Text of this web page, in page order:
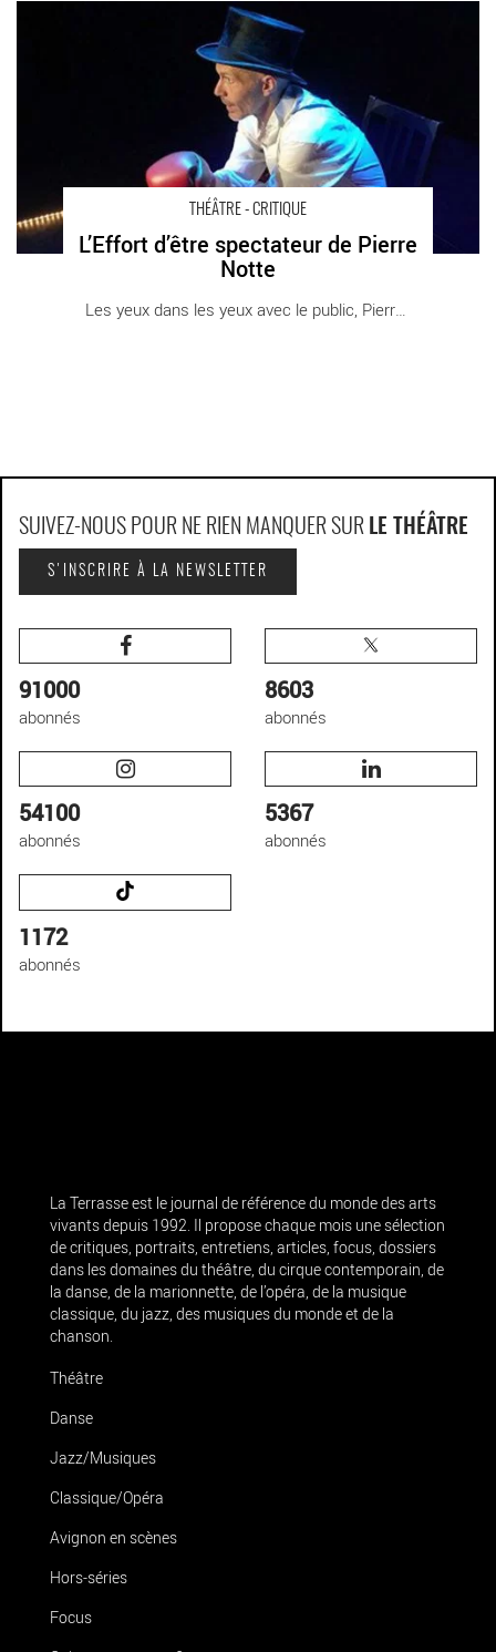
THÉÂTRE - CRITIQUE
L’Effort d’être spectateur de Pierre
Notte
Les yeux dans les yeux avec le public, Pierre [...]
L’Effort d’être spectateur de Pierre Notte - Critique sortie
Théâtre Villeurbanne Théâtre National Populaire
SUIVEZ-NOUS POUR NE RIEN MANQUER SUR LE THÉÂTRE
S'INSCRIRE À LA NEWSLETTER
91000
abonnés
8603
abonnés
54100
abonnés
5367
abonnés
1172
abonnés
La Terrasse est le journal de référence du monde des arts
vivants depuis 1992. Il propose chaque mois une sélection
de critiques, portraits, entretiens, articles, focus, dossiers
dans les domaines du théâtre, du cirque contemporain, de
la danse, de la marionnette, de l’opéra, de la musique
classique, du jazz, des musiques du monde et de la
chanson.
Théâtre
Danse
Jazz/Musiques
Classique/Opéra
Avignon en scènes
Hors-séries
Focus